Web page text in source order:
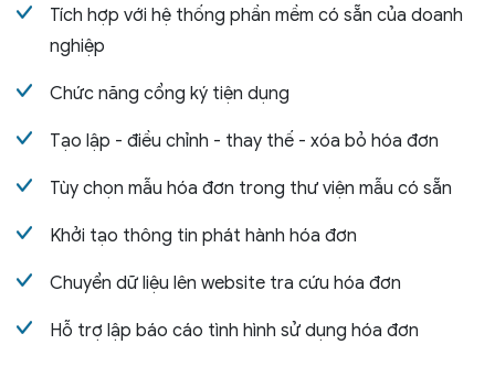
Tích hợp với hệ thống phần mềm có sẵn của doanh
nghiệp
Chức năng cổng ký tiện dụng
Tạo lập - điều chỉnh - thay thế - xóa bỏ hóa đơn
Tùy chọn mẫu hóa đơn trong thư viện mẫu có sẵn
Khởi tạo thông tin phát hành hóa đơn
Chuyển dữ liệu lên website tra cứu hóa đơn
Hỗ trợ lập báo cáo tình hình sử dụng hóa đơn